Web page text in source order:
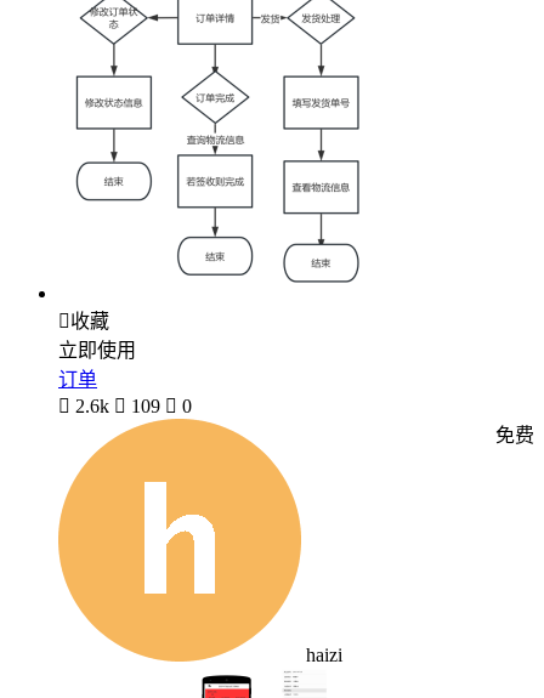
收藏
立即使用
订单
 2.6k  109  0
haizi
免费